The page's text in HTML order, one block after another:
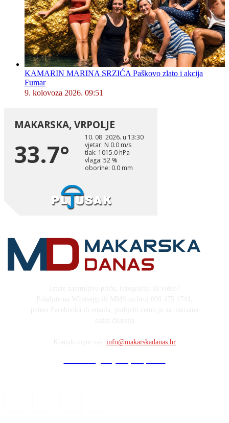
KAMARIN MARINA SRZIĆA Paškovo zlato i akcija
Fumar
9. kolovoza 2026. 09:51
info@makarskadanas.hr